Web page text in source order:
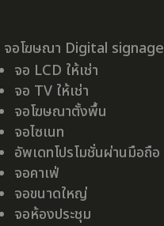
จอโฆษณา Digital signage
จอ LCD ให้เช่า
จอ TV ให้เช่า
จอโฆษณาตั้งพื้น
จอไซเนท
อัพเดทโปรโมชั่นผ่านมือถือ
จอคาเฟ่
จอขนาดใหญ่
จอห้องประชุม